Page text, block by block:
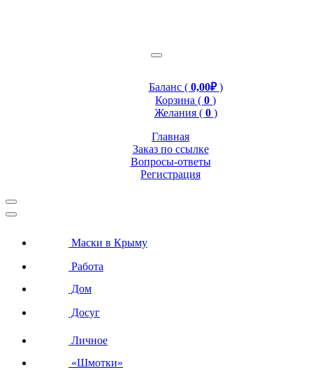
Баланс ( 0,00₽)
Корзина ( 0 )
Желания ( 0 )
Главная
Заказ по ссылке
Вопросы-ответы
Регистрация
Маски в Крыму
Работа
Дом
Досуг
Личное
«Шмотки»